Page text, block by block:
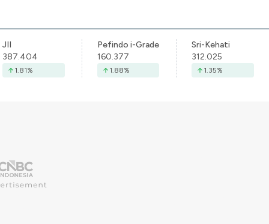
JII
387.404
1.81%
Pefindo i-Grade
160.377
1.88%
Sri-Kehati
312.025
1.35%